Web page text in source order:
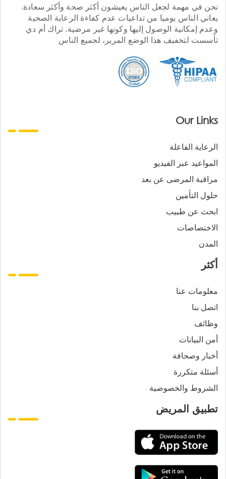
نحن في مهمة لجعل الناس يعيشون أكثر صحة وأكثر سعادة.
يعاني الناس يوميا من تداعيات عدم كفاءة الرعاية الصحية
وعدم إمكانية الوصول إليها وكونها غير مرضية. تراك أم دي
تأسست لتخفيف هذا الوضع المرير، لجميع الناس
Our Links
الرعاية الفاعلة
المواعيد عبر الفيديو
مراقبة المرضى عن بعد
حلول التأمين
ابحث عن طبيب
الاختصاصات
المدن
أكثر
معلومات عنا
اتصل بنا
وظائف
أمن البيانات
أخبار وصحافة
أسئلة متكررة
الشروط والخصوصية
تطبيق المريض